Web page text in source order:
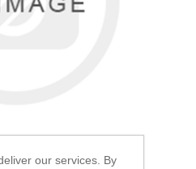
our services. By